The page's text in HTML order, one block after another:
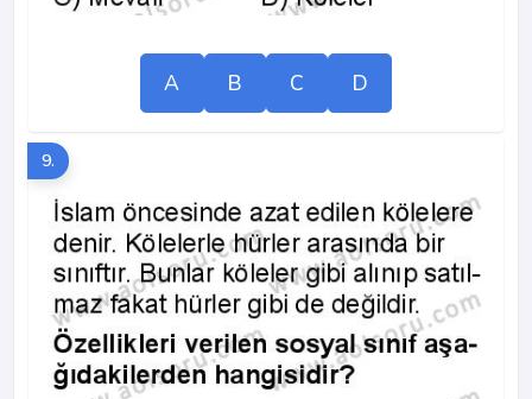
A B C D
9.